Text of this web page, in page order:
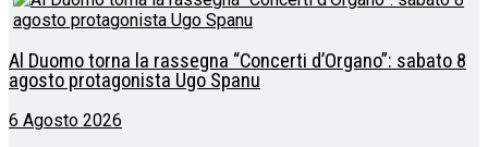
Al Duomo torna la rassegna “Concerti d’Organo”: sabato 8
agosto protagonista Ugo Spanu
6 Agosto 2026